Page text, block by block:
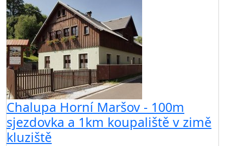
Chalupa Horní Maršov - 100m
sjezdovka a 1km koupaliště v zimě
kluziště